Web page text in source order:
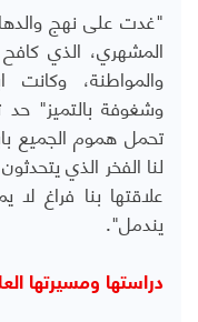
"غدت على نهج
المشهري، الذي
والمواطنة،
وشغوفة بالتميز" حد
تحمل هموم الجميع
لنا الفخر الذي
علاقتها بنا فراغ
يندمل".
دراستها ومسيرتها